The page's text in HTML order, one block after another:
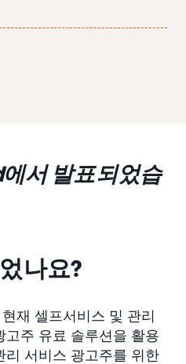
에서 발표되었습
나요?
재 셀프서비스 및 관리
주 유료 솔루션을 활용
리 서비스 광고주를 위한